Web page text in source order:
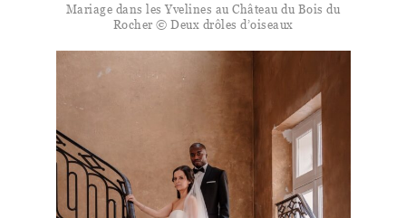
Mariage dans les Yvelines au Château du Bois du
Rocher © Deux drôles d’oiseaux